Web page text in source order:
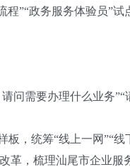
”“政务服务体验员”
需要办理什么业务”“
，统筹“线上一网”“线
革，梳理汕尾市企业服